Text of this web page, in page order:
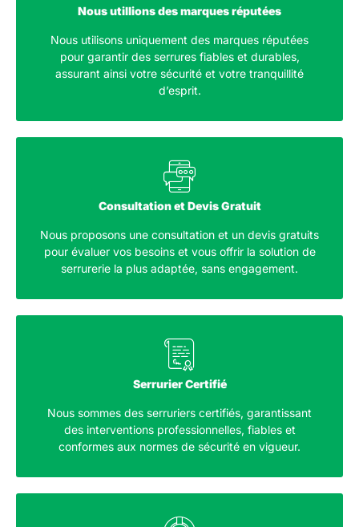
Nous utillions des marques réputées
Nous utilisons uniquement des marques réputées
pour garantir des serrures fiables et durables,
assurant ainsi votre sécurité et votre tranquillité
d’esprit.
Consultation et Devis Gratuit
Nous proposons une consultation et un devis gratuits
pour évaluer vos besoins et vous offrir la solution de
serrurerie la plus adaptée, sans engagement.
Serrurier Certifié
Nous sommes des serruriers certifiés, garantissant
des interventions professionnelles, fiables et
conformes aux normes de sécurité en vigueur.